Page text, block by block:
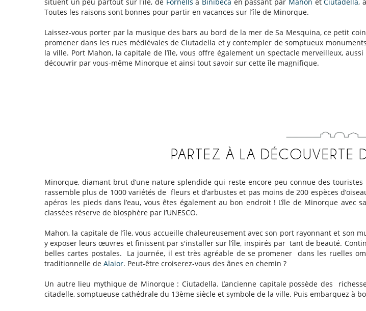
Toutes les raisons sont bonnes pour partir en vacances sur l’île de Minorque.
Laissez-vous porter par la musique des bars au bord de la mer de Sa Mesquina, ce petit
promener dans les rues médiévales de Ciutadella et y contempler de somptueux
la ville. Port Mahon, la capitale de l’île, vous offre également un spectacle merveilleux,
découvrir par vous-même Minorque et ainsi tout savoir sur cette île magnifique.
PARTEZ À LA DÉCOUVERTE
Minorque, diamant brut d’une nature splendide qui reste encore peu connue des
rassemble plus de 1000 variétés de fleurs et d’arbustes et pas moins de 200 espèces
apéros les pieds dans l’eau, vous êtes également au bon endroit ! L’île de Minorque
classées réserve de biosphère par l’UNESCO.
Mahon, la capitale de l’île, vous accueille chaleureusement avec son port rayonnant et son
y exposer leurs œuvres et finissent par s'installer sur l’île, inspirés par tant de beauté.
belles cartes postales. La journée, il est très agréable de se promener dans les ruelles
traditionnelle de Alaior. Peut-être croiserez-vous des ânes en chemin ?
Un autre lieu mythique de Minorque : Ciutadella. L’ancienne capitale possède des
citadelle, somptueuse cathédrale du 13ème siècle et symbole de la ville. Puis embarquez à